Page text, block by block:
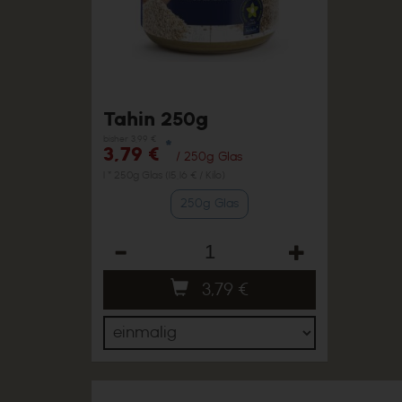
Tahin 250g
3,79 € *
/ 250g Glas
250g Glas
3,79 €